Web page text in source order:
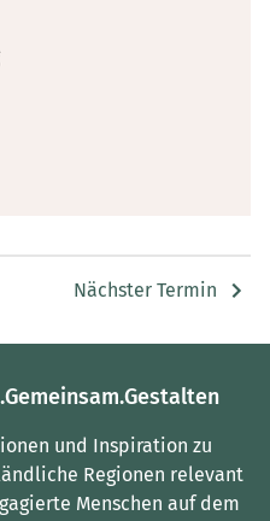
Nächster Termin
und Inspiration zu
Regionen relevant
Menschen auf dem